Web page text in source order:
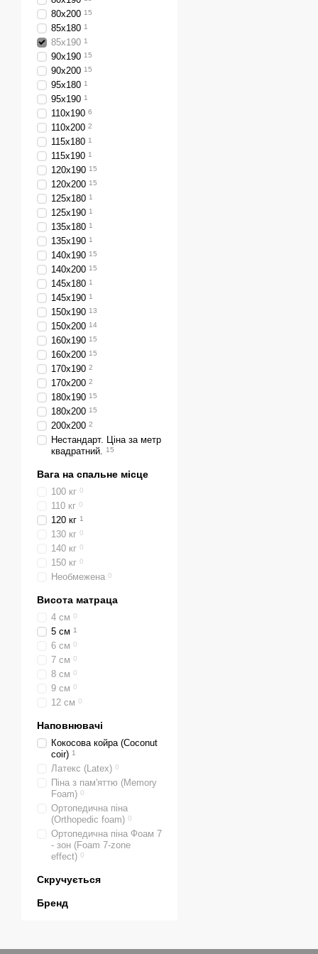
80х200 15
85х180 1
85х190 1
90х190 15
90х200 15
95х180 1
95х190 1
110х190 6
110х200 2
115х180 1
115х190 1
120х190 15
120х200 15
125х180 1
125х190 1
135х180 1
135х190 1
140х190 15
140х200 15
145х180 1
145х190 1
150х190 13
150х200 14
160х190 15
160х200 15
170х190 2
170х200 2
180х190 15
180х200 15
200х200 2
Нестандарт. Ціна за метр
квадратний. 15
Вага на спальне місце
100 кг 0
110 кг 0
120 кг 1
130 кг 0
140 кг 0
150 кг 0
Необмежена 0
Висота матраца
4 см 0
5 см 1
6 см 0
7 см 0
8 см 0
9 см 0
12 см 0
Наповнювачі
Кокосова койра (Coconut
coir) 1
Латекс (Latex) 0
Піна з пам'яттю (Memory
Foam) 0
Ортопедична піна
(Orthopedic foam) 0
Ортопедична піна Фоам 7
- зон (Foam 7-zone
effect) 0
Скручується
Бренд